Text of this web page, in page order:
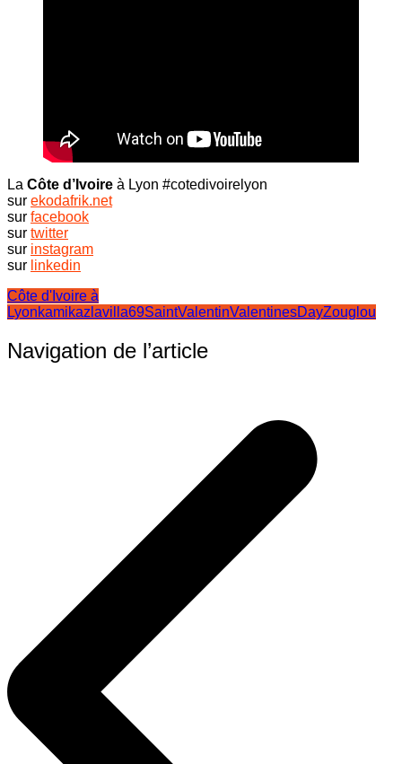
La Côte d’Ivoire à Lyon #cotedivoirelyon
sur ekodafrik.net
sur facebook
sur twitter
sur instagram
sur linkedin
Côte d'Ivoire à
Lyonkamikaz lavilla69SaintValentinValentinesDayZouglou
Navigation de l’article